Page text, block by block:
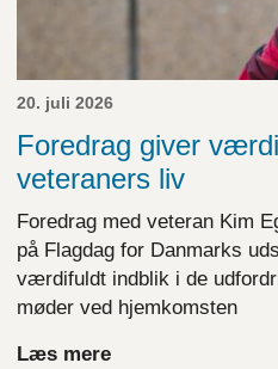
20. juli 2026
Foredrag giver
veteraners liv
Foredrag med veteran Kim
på Flagdag for Danmarks
værdifuldt indblik i de
møder ved hjemkomsten
Læs mere